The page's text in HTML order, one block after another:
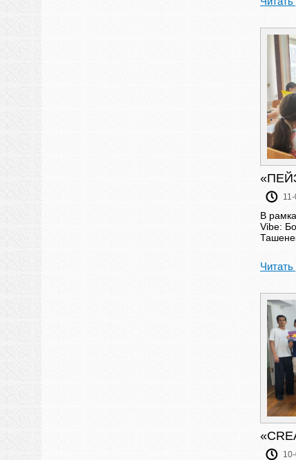
В
Vibe: